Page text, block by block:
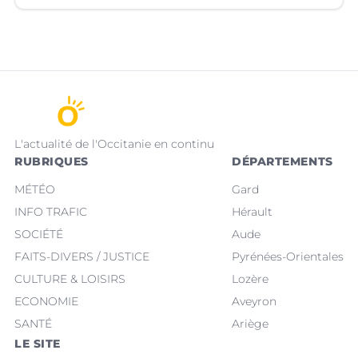
L'actualité de l'Occitanie en continu
RUBRIQUES
MÉTÉO
INFO TRAFIC
SOCIÉTÉ
FAITS-DIVERS / JUSTICE
CULTURE & LOISIRS
ECONOMIE
SANTÉ
DÉPARTEMENTS
Gard
Hérault
Aude
Pyrénées-Orientales
Lozère
Aveyron
Ariège
LE SITE